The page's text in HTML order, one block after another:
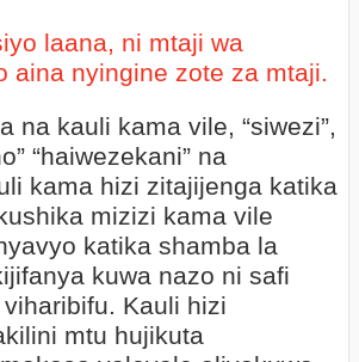
laana, ni mtaji wa
aina nyingine zote za mtaji.
na kauli kama vile, “siwezi”,
“haiwezekani” na
kama hizi zitajijenga katika
mizizi kama vile
katika shamba la
kuwa nazo ni safi
Kauli hizi
mtu hujikuta